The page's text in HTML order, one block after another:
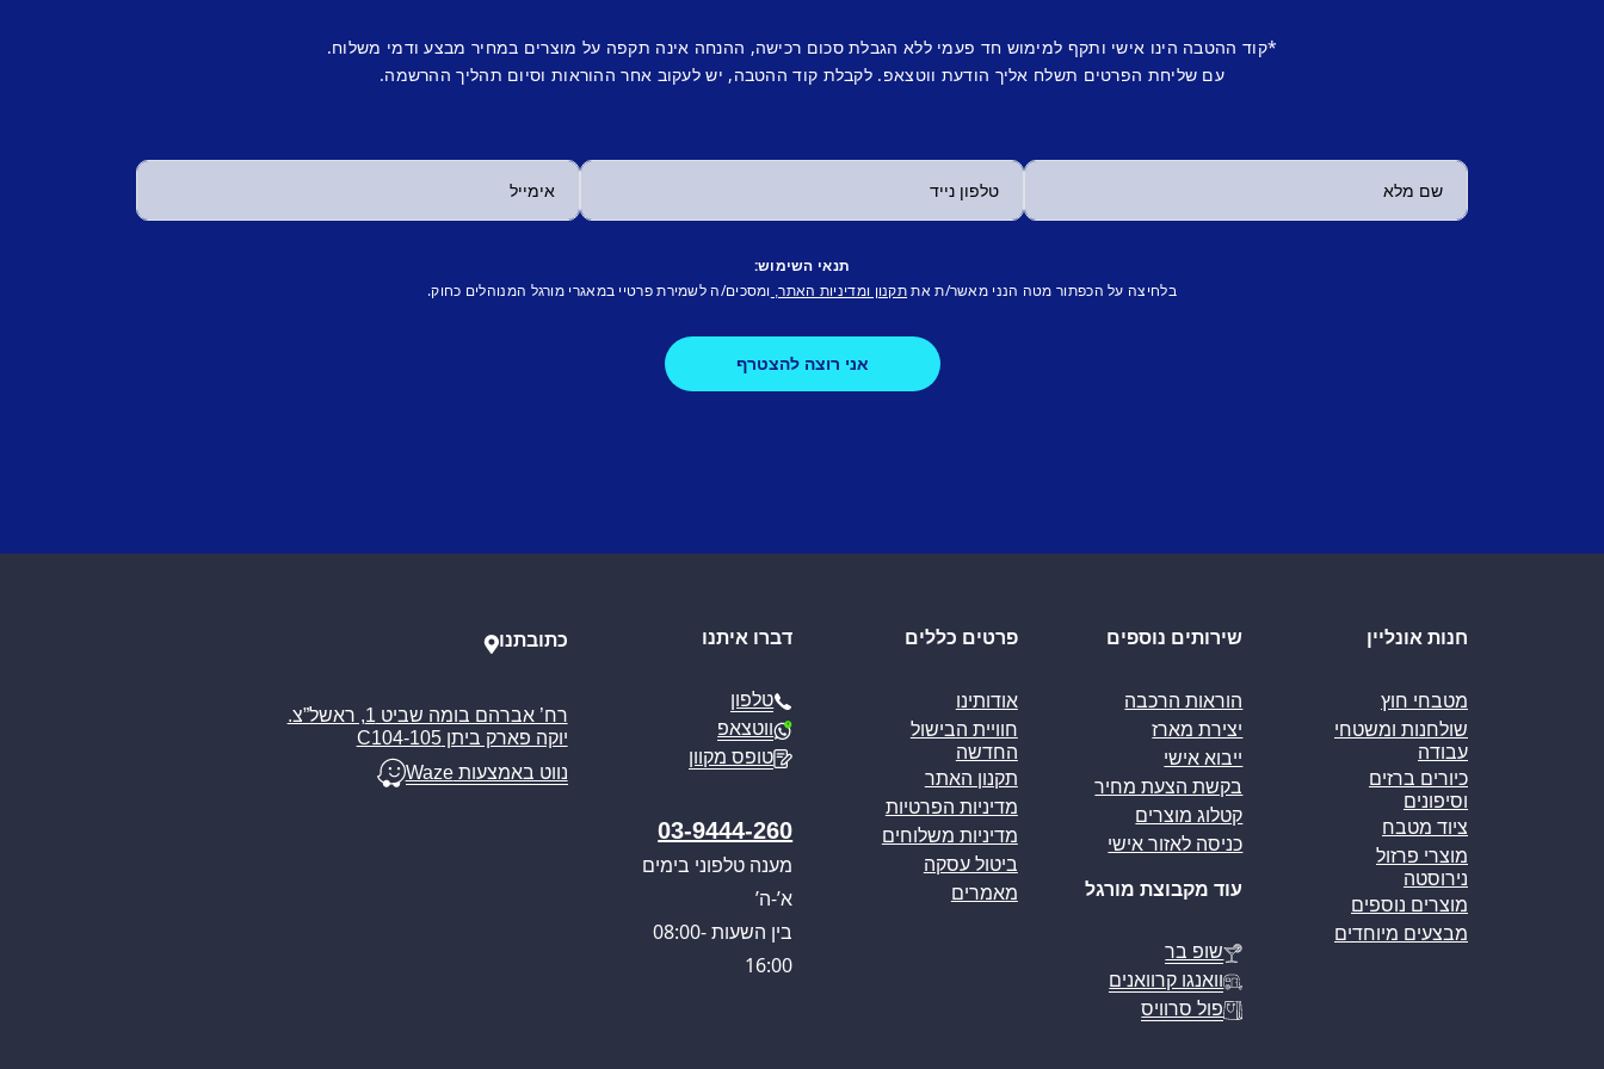
*קוד ההטבה הינו אישי ותקף למימוש חד פעמי ללא הגבלת סכום רכישה, ההנחה אינה תקפה על מוצרים במחיר מבצע ודמי משלוח.
עם שליחת הפרטים תשלח אליך הודעת ווטצאפ. לקבלת קוד ההטבה, יש לעקוב אחר ההוראות וסיום תהליך ההרשמה.
תנאי השימוש:
בלחיצה על הכפתור מטה הנני מאשר/ת את תקנון ומדיניות האתר, ומסכים/ה לשמירת פרטיי במאגרי מורגל המנוהלים כחוק.
חנות אונליין
מטבחי חוץ
שולחנות ומשטחי
עבודה
כיורים ברזים
וסיפונים
ציוד מטבח
מוצרי פרזול
נירוסטה
מוצרים נוספים
מבצעים מיוחדים
שירותים נוספים
הוראות הרכבה
יצירת מארז
ייבוא אישי
בקשת הצעת מחיר
קטלוג מוצרים
כניסה לאזור אישי
עוד מקבוצת מורגל
שופ בר
וואנגו קרוואנים
פול סרוויס
פרטים כללים
אודותינו
חוויית הבישול
החדשה
תקנון האתר
מדיניות הפרטיות
מדיניות משלוחים
ביטול עסקה
מאמרים
דברו איתנו
טלפון
ווטצאפ
טופס מקוון
03-9444-260
מענה טלפוני בימים
א’-ה’
בין השעות 08:00-
16:00
כתובתנו
רח’ אברהם בומה שביט 1, ראשל”צ.
יוקה פארק ביתן C104-105
נווט באמצעות Waze